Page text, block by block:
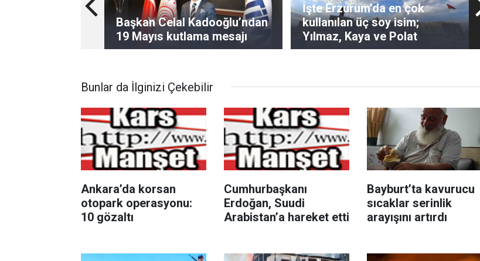
Başkan Celal Kadooğlu’ndan
19 Mayıs kutlama mesajı
İşte Erzurum’da en çok
kullanılan üç soy isim;
Yılmaz, Kaya ve Polat
Bunlar da İlginizi Çekebilir
Ankara’da korsan
otopark operasyonu:
10 gözaltı
Cumhurbaşkanı
Erdoğan, Suudi
Arabistan’a hareket etti
Bayburt’ta kavurucu
sıcaklar serinlik
arayışını artırdı